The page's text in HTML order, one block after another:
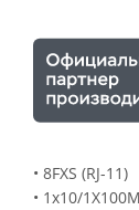
• 8FXS (RJ-11)
• 1x10/